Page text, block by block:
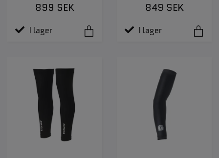
899 SEK
I lager
849 SEK
I lager